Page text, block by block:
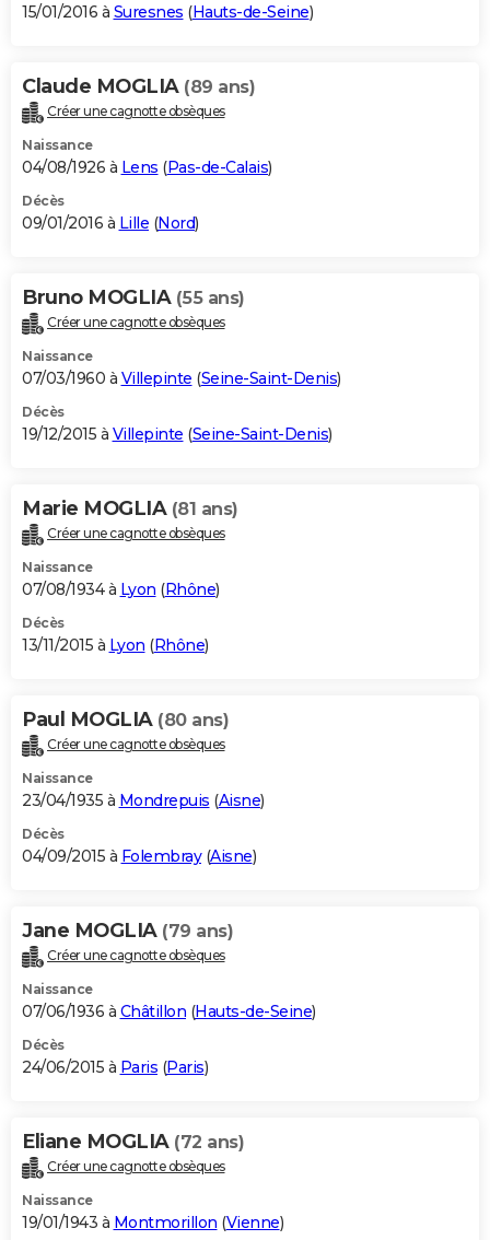
15/01/2016 à Suresnes (Hauts-de-Seine)
Claude MOGLIA (89 ans)
Créer une cagnotte obsèques
Naissance
04/08/1926 à Lens (Pas-de-Calais)
Décès
09/01/2016 à Lille (Nord)
Bruno MOGLIA (55 ans)
Créer une cagnotte obsèques
Naissance
07/03/1960 à Villepinte (Seine-Saint-Denis)
Décès
19/12/2015 à Villepinte (Seine-Saint-Denis)
Marie MOGLIA (81 ans)
Créer une cagnotte obsèques
Naissance
07/08/1934 à Lyon (Rhône)
Décès
13/11/2015 à Lyon (Rhône)
Paul MOGLIA (80 ans)
Créer une cagnotte obsèques
Naissance
23/04/1935 à Mondrepuis (Aisne)
Décès
04/09/2015 à Folembray(Aisne)
Jane MOGLIA (79 ans)
Créer une cagnotte obsèques
Naissance
07/06/1936 à Châtillon (Hauts-de-Seine)
Décès
24/06/2015 à Paris (Paris)
Eliane MOGLIA (72 ans)
Créer une cagnotte obsèques
Naissance
19/01/1943 à Montmorillon (Vienne)